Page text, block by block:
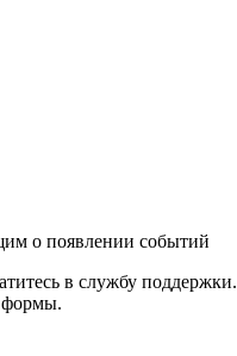
о появлении событий
в службу поддержки.
формы.